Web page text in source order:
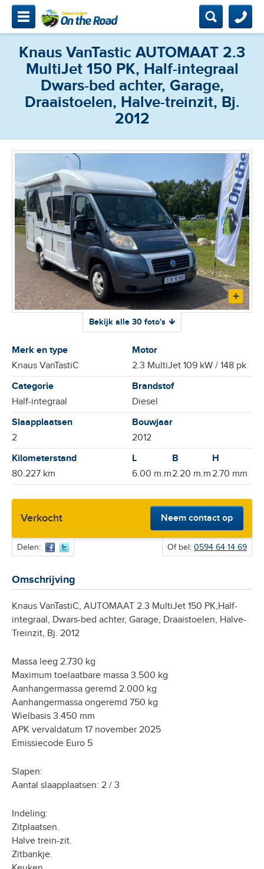
Home
Campers
Bemiddeling
Contact & locatie
Camperclub NKC
Zoeken Zoeken
Zoeken
On The Road
Knaus VanTastic AUTOMAAT 2.3
MultiJet 150 PK, Half-integraal
Dwars-bed achter, Garage,
Draaistoelen, Halve-treinzit, Bj.
2012
Bekijk alle 30 foto's
Merk en type
Knaus VanTastiC
Motor
2.3 MultiJet 109 kW / 148 pk
Categorie
Half-integraal
Brandstof
Diesel
Slaapplaatsen
2
Bouwjaar
2012
Kilometerstand
80.227 km
6.00 m.m2.20 m.m2.70 mm
Verkocht Neem contact op
Delen: Of bel: 0594 64 14 69
Omschrijving
Knaus VanTastiC, AUTOMAAT 2.3 MultiJet 150 PK,Half-
integraal, Dwars-bed achter, Garage, Draaistoelen, Halve-
Treinzit, Bj. 2012
Massa leeg 2.730 kg
Maximum toelaatbare massa 3.500 kg
Aanhangermassa geremd 2.000 kg
Aanhangermassa ongeremd 750 kg
Wielbasis 3.450 mm
APK vervaldatum 17 november 2025
Emissiecode Euro 5
Slapen:
Aantal slaapplaatsen: 2 / 3
Indeling:
Zitplaatsen.
Halve trein-zit.
Zitbankje.